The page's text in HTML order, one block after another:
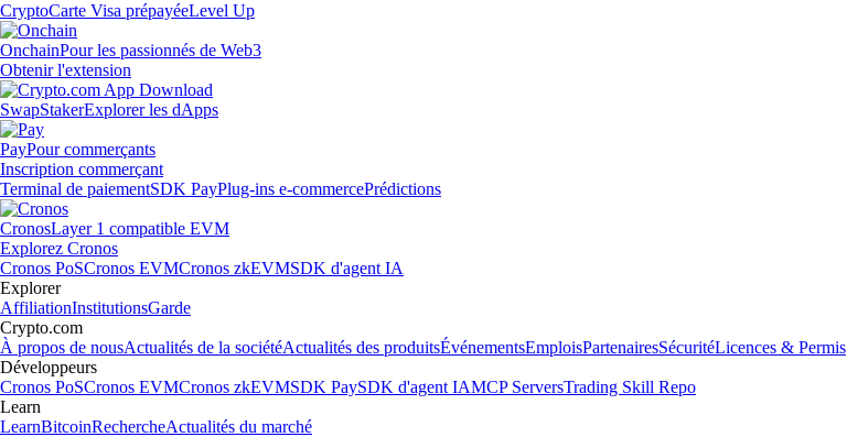
CryptoCarte Visa prépayéeLevel Up
OnchainPour les passionnés de Web3
Obtenir l'extension
SwapStakerExplorer les dApps
PayPour commerçants
Inscription commerçant
Terminal de paiementSDK PayPlug-ins e-commercePrédictions
CronosLayer 1 compatible EVM
Explorez Cronos
Cronos PoSCronos EVMCronos zkEVMSDK d'agent IA
Explorer
AffiliationInstitutionsGarde
Crypto.com
À propos de nousActualités de la sociétéActualités des produitsÉvénementsEmploisPartenairesSécuritéLicences & Permis
Développeurs
Cronos PoSCronos EVMCronos zkEVMSDK PaySDK d'agent IAMCP ServersTrading Skill Repo
Learn
LearnBitcoinRechercheActualités du marché